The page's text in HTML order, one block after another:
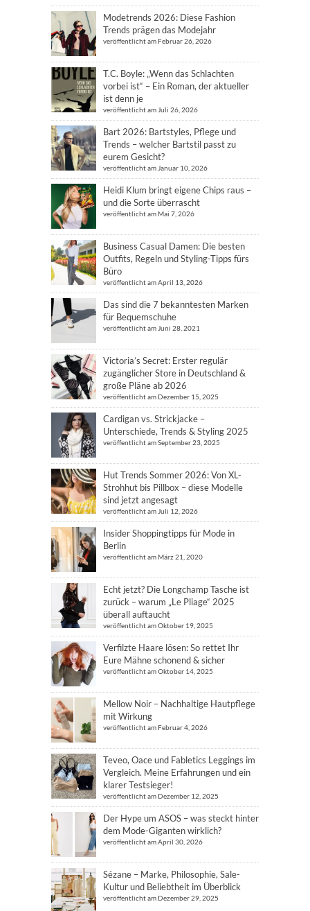
Modetrends 2026: Diese Fashion
Trends prägen das Modejahr
veröffentlicht am Februar 26, 2026
T.C. Boyle: „Wenn das Schlachten
vorbei ist“ – Ein Roman, der aktueller
ist denn je
veröffentlicht am Juli 26, 2026
Bart 2026: Bartstyles, Pflege und
Trends – welcher Bartstil passt zu
eurem Gesicht?
veröffentlicht am Januar 10, 2026
Heidi Klum bringt eigene Chips raus –
und die Sorte überrascht
veröffentlicht am Mai 7, 2026
Business Casual Damen: Die besten
Outfits, Regeln und Styling-Tipps fürs
Büro
veröffentlicht am April 13, 2026
Das sind die 7 bekanntesten Marken
für Bequemschuhe
veröffentlicht am Juni 28, 2021
Victoria’s Secret: Erster regulär
zugänglicher Store in Deutschland &
große Pläne ab 2026
veröffentlicht am Dezember 15, 2025
Cardigan vs. Strickjacke –
Unterschiede, Trends & Styling 2025
veröffentlicht am September 23, 2025
Hut Trends Sommer 2026: Von XL-
Strohhut bis Pillbox – diese Modelle
sind jetzt angesagt
veröffentlicht am Juli 12, 2026
Insider Shoppingtipps für Mode in
Berlin
veröffentlicht am März 21, 2020
Echt jetzt? Die Longchamp Tasche ist
zurück – warum „Le Pliage“ 2025
überall auftaucht
veröffentlicht am Oktober 19, 2025
Verfilzte Haare lösen: So rettet Ihr
Eure Mähne schonend & sicher
veröffentlicht am Oktober 14, 2025
Mellow Noir – Nachhaltige Hautpflege
mit Wirkung
veröffentlicht am Februar 4, 2026
Teveo, Oace und Fabletics Leggings im
Vergleich. Meine Erfahrungen und ein
klarer Testsieger!
veröffentlicht am Dezember 12, 2025
Der Hype um ASOS – was steckt hinter
dem Mode-Giganten wirklich?
veröffentlicht am April 30, 2026
Sézane – Marke, Philosophie, Sale-
Kultur und Beliebtheit im Überblick
veröffentlicht am Dezember 29, 2025